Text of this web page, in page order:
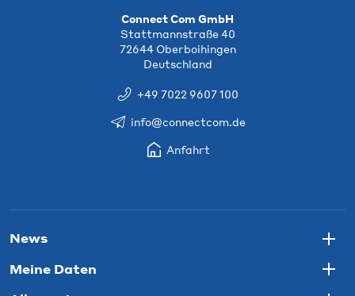
Connect Com GmbH
Stattmannstraße 40
72644 Oberboihingen
Deutschland
+49 7022 9607 100
info@connectcom.de
Anfahrt
News
Meine Daten